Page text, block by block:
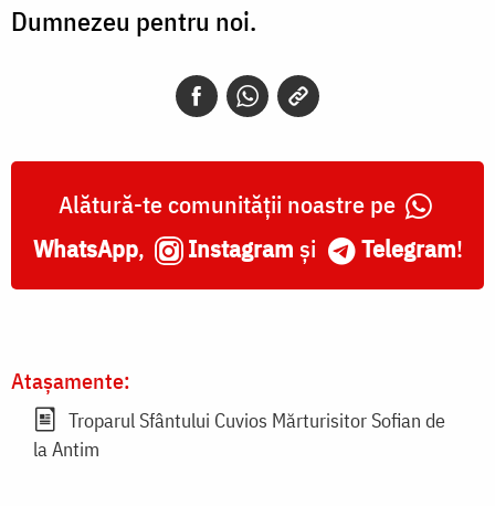
Dumnezeu pentru noi.
Alătură-te comunității noastre pe
WhatsApp, Instagram și Telegram!
Atașamente:
Troparul Sfântului Cuvios Mărturisitor Sofian de
la Antim